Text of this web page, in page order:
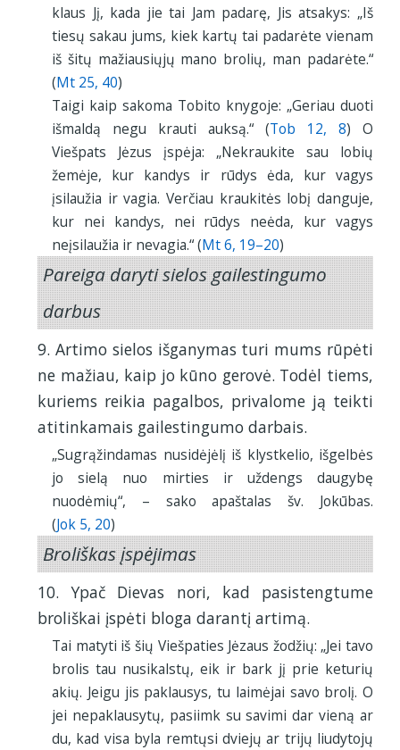
klaus Jį, kada jie tai Jam padarę, Jis atsakys: „Iš
tiesų sakau jums, kiek kartų tai padarėte vienam
iš šitų mažiausiųjų mano brolių, man padarėte.“
(Mt 25, 40)
Taigi kaip sakoma Tobito knygoje: „Geriau duoti
išmaldą negu krauti auksą.“ (Tob 12, 8) O
Viešpats Jėzus įspėja: „Nekraukite sau lobių
žemėje, kur kandys ir rūdys ėda, kur vagys
įsilaužia ir vagia. Verčiau kraukitės lobį danguje,
kur nei kandys, nei rūdys neėda, kur vagys
neįsilaužia ir nevagia.“ (Mt 6, 19–20)
Pareiga daryti sielos gailestingumo
darbus
9. Artimo sielos išganymas turi mums rūpėti
ne mažiau, kaip jo kūno gerovė. Todėl tiems,
kuriems reikia pagalbos, privalome ją teikti
atitinkamais gailestingumo darbais.
„Sugrąžindamas nusidėjėlį iš klystkelio, išgelbės
jo sielą nuo mirties ir uždengs daugybę
nuodėmių“, – sako apaštalas šv. Jokūbas.
(Jok 5, 20)
Broliškas įspėjimas
10. Ypač Dievas nori, kad pasistengtume
broliškai įspėti bloga darantį artimą.
Tai matyti iš šių Viešpaties Jėzaus žodžių: „Jei tavo
brolis tau nusikalstų, eik ir bark jį prie keturių
akių. Jeigu jis paklausys, tu laimėjai savo brolį. O
jei nepaklausytų, pasiimk su savimi dar vieną ar
du, kad visa byla remtųsi dviejų ar trijų liudytojų